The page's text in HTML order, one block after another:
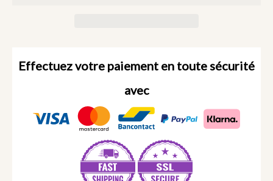
Effectuez votre paiement en toute sécurité
avec